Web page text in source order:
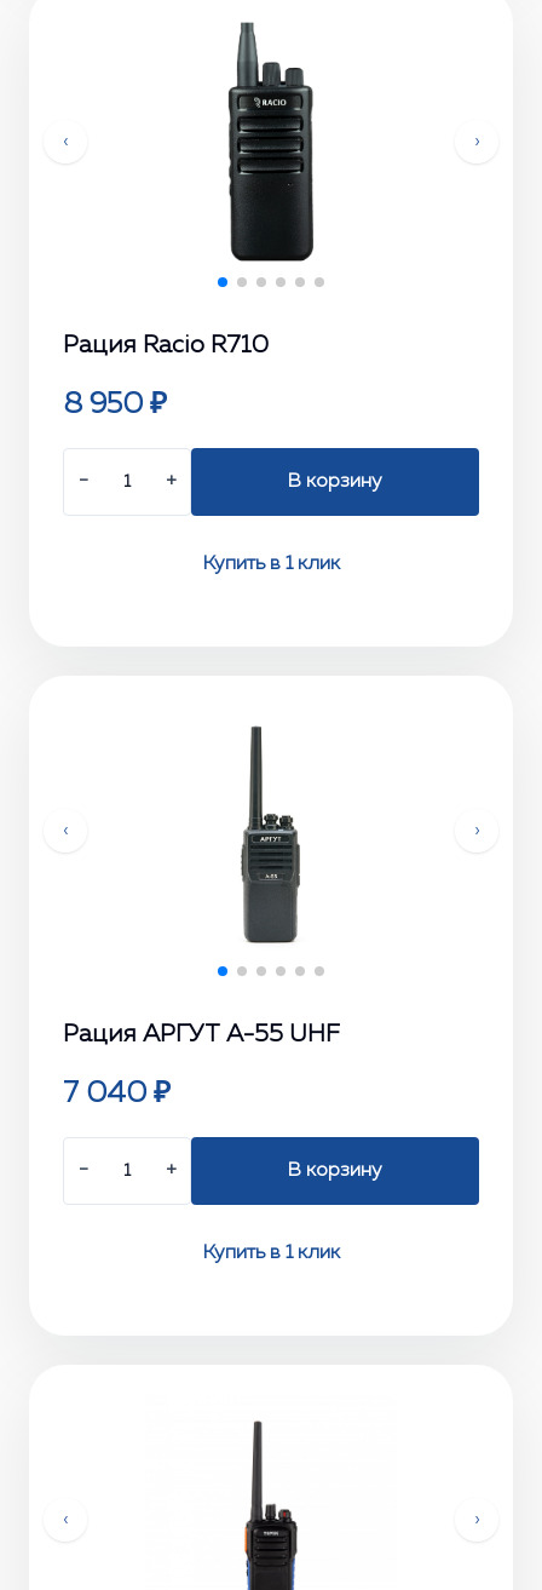
‹ ›
Рация Racio R710
8 950 ₽
− + В корзину
Купить в 1 клик
‹ ›
Рация АРГУТ А-55 UHF
7 040 ₽
− + В корзину
Купить в 1 клик
‹ ›